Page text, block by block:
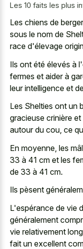
Les 10 faits les plus
Les chiens de
sous le nom de
race d'élevage
Ils ont été élevés à
fermes et aider à
leur intelligence et
Les Shelties ont un
gracieuse crinière
autour du cou, ce
En moyenne, les
33 à 41 cm et les
de 33 à 41 cm.
Ils pèsent
L'espérance de vie
généralement
vie relativement
fait un excellent